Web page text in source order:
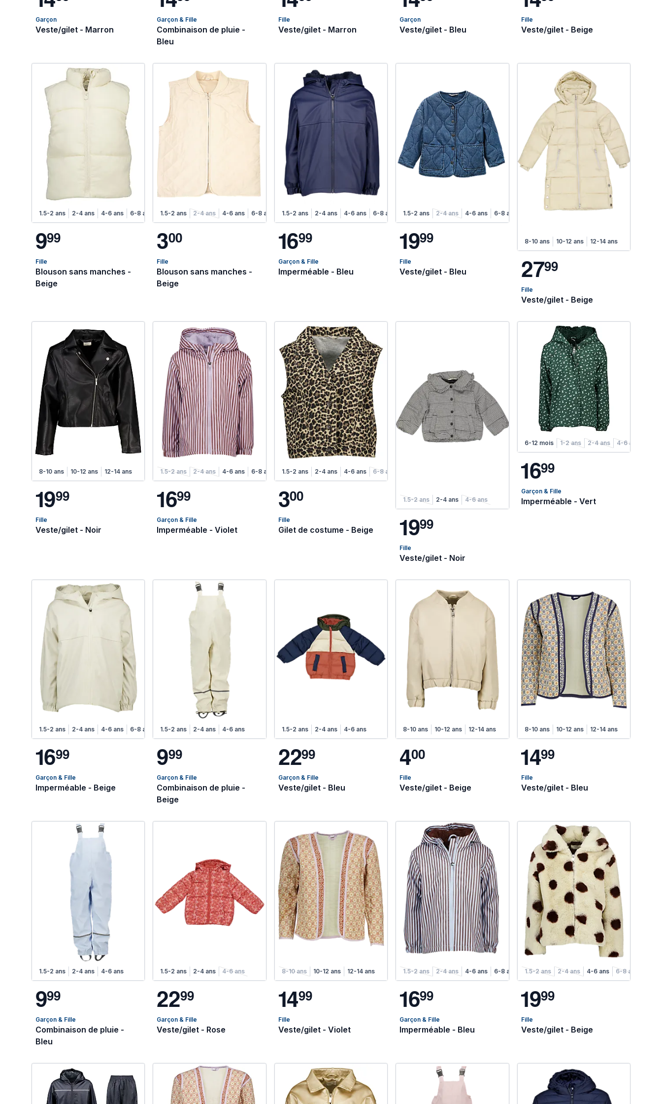
Garçon
Veste/gilet - Marron
Garçon & Fille
Combinaison de pluie -
Bleu
Fille
Veste/gilet - Marron
Garçon
Veste/gilet - Bleu
Fille
Veste/gilet - Beige
1.5-2 ans 2-4 ans 4-6 ans 6-8 ans
999
Fille
Blouson sans manches -
Beige
1.5-2 ans 2-4 ans 4-6 ans 6-8 ans
300
Fille
Blouson sans manches -
Beige
1.5-2 ans 2-4 ans 4-6 ans 6-8 ans
1699
Garçon & Fille
Imperméable - Bleu
1.5-2 ans 2-4 ans 4-6 ans 6-8 ans
1999
Fille
Veste/gilet - Bleu
8-10 ans 10-12 ans 12-14 ans
2799
Fille
Veste/gilet - Beige
8-10 ans 10-12 ans 12-14 ans
1999
Fille
Veste/gilet - Noir
1.5-2 ans 2-4 ans 4-6 ans 6-8 ans
1699
Garçon & Fille
Imperméable - Violet
1.5-2 ans 2-4 ans 4-6 ans 6-8 ans
300
Fille
Gilet de costume - Beige
1.5-2 ans 2-4 ans 4-6 ans
1999
Fille
Veste/gilet - Noir
6-12 mois 1-2 ans 2-4 ans 4-6 ans
1699
Garçon & Fille
Imperméable - Vert
1.5-2 ans 2-4 ans 4-6 ans 6-8 ans
1699
Garçon & Fille
Imperméable - Beige
1.5-2 ans 2-4 ans 4-6 ans
999
Garçon & Fille
Combinaison de pluie -
Beige
1.5-2 ans 2-4 ans 4-6 ans
2299
Garçon & Fille
Veste/gilet - Bleu
8-10 ans 10-12 ans 12-14 ans
400
Fille
Veste/gilet - Beige
8-10 ans 10-12 ans 12-14 ans
1499
Fille
Veste/gilet - Bleu
1.5-2 ans 2-4 ans 4-6 ans
999
Garçon & Fille
Combinaison de pluie -
Bleu
1.5-2 ans 2-4 ans 4-6 ans
2299
Garçon & Fille
Veste/gilet - Rose
8-10 ans 10-12 ans 12-14 ans
1499
Fille
Veste/gilet - Violet
1.5-2 ans 2-4 ans 4-6 ans 6-8 ans
1699
Garçon & Fille
Imperméable - Bleu
1.5-2 ans 2-4 ans 4-6 ans 6-8 ans
1999
Fille
Veste/gilet - Beige